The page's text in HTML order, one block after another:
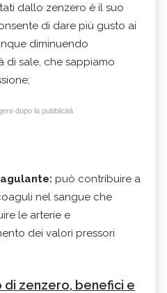
dallo zenzero è il suo
di dare più gusto ai
diminuendo
di sale, che sappiamo
dopo la pubblicità
può contribuire a
nel sangue che
le arterie e
dei valori pressori
di zenzero, benefici e